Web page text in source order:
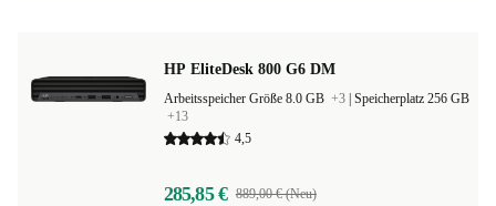
HP EliteDesk 800 G6 DM
Arbeitsspeicher Größe 8.0 GB +3 Speicherplatz 256 GB
+13
4,5
285,85 € 889,00 € (Neu)